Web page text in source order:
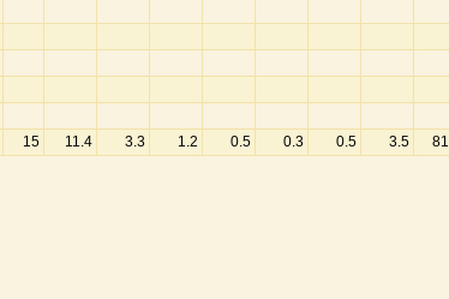
15 11.4 3.3 1.2 0.5 0.3 0.5 3.5